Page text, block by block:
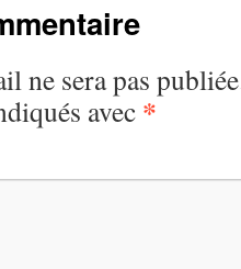
ne sera pas
avec *